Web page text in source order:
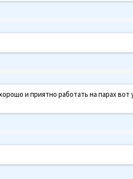
и приятно работать на парах вот